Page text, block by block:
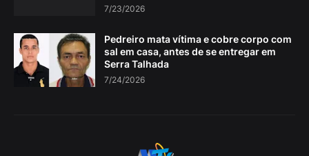
7/23/2026
Pedreiro mata vítima e cobre corpo com
sal em casa, antes de se entregar em
Serra Talhada
7/24/2026